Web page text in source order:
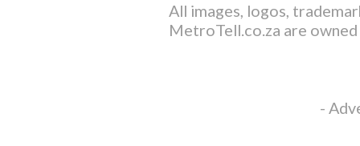
All images, logos,
MetroTell.co.za are
-